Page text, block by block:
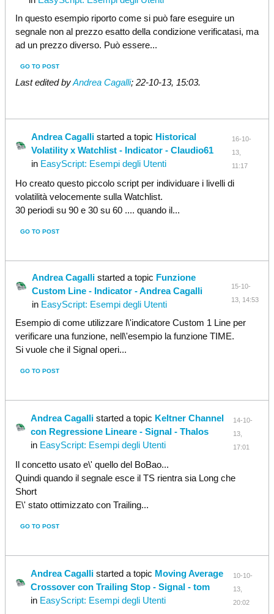
In questo esempio riporto come si può fare eseguire un
segnale non al prezzo esatto della condizione verificatasi, ma
ad un prezzo diverso. Può essere...
GO TO POST
Last edited byAndrea Cagalli; 22-10-13, 15:03.
Andrea Cagalli started a topic Historical
Volatility x Watchlist - Indicator - Claudio61
in EasyScript: Esempi degli Utenti
16-10-
13,
11:17
Ho creato questo piccolo script per individuare i livelli di
volatilità velocemente sulla Watchlist.
30 periodi su 90 e 30 su 60 .... quando il...
GO TO POST
Andrea Cagallistarted a topic Funzione
Custom Line - Indicator - Andrea Cagalli
in EasyScript: Esempi degli Utenti
15-10-
13, 14:53
Esempio di come utilizzare l\'indicatore Custom 1 Line per
verificare una funzione, nell\'esempio la funzione TIME.
Si vuole che il Signal operi...
GO TO POST
Andrea Cagalli started a topic Keltner Channel
con Regressione Lineare - Signal - Thalos
in EasyScript: Esempi degli Utenti
14-10-
13,
17:01
Il concetto usato e\' quello del BoBao...
Quindi quando il segnale esce il TS rientra sia Long che
Short
E\' stato ottimizzato con Trailing...
GO TO POST
Andrea Cagalli started a topic Moving Average
Crossover con Trailing Stop - Signal - tom
in EasyScript: Esempi degli Utenti
10-10-
13,
20:02